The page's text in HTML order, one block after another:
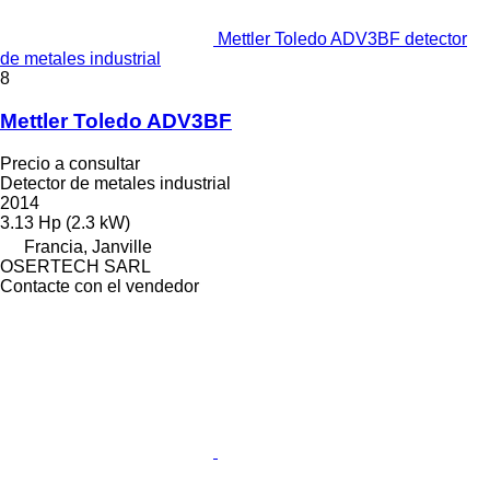
Mettler Toledo ADV3BF detector
de metales industrial
8
Mettler Toledo ADV3BF
Precio a consultar
Detector de metales industrial
2014
3.13 Hp (2.3 kW)
Francia, Janville
OSERTECH SARL
Contacte con el vendedor